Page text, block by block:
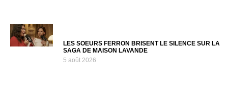
LES SOEURS FERRON BRISENT LE SILENCE SUR LA
SAGA DE MAISON LAVANDE
5 août 2026